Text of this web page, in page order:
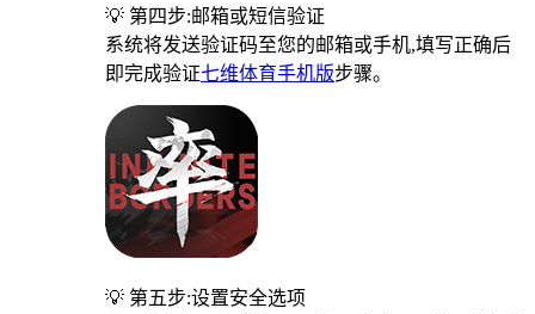
💡 第四步:邮箱或短信验证
系统将发送验证码至您的邮箱或手机,填写正确后
即完成验证七维体育手机版步骤。
💡 第五步:设置安全选项